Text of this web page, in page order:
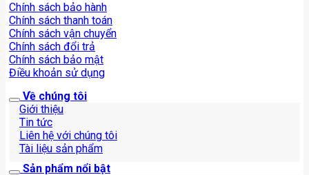
Chính sách bảo hành
Chính sách thanh toán
Chính sách vận chuyển
Chính sách đổi trả
Chính sách bảo mật
Điều khoản sử dụng
Về chúng tôi
Giới thiệu
Tin tức
Liên hệ với chúng tôi
Tài liệu sản phẩm
Sản phẩm nổi bật